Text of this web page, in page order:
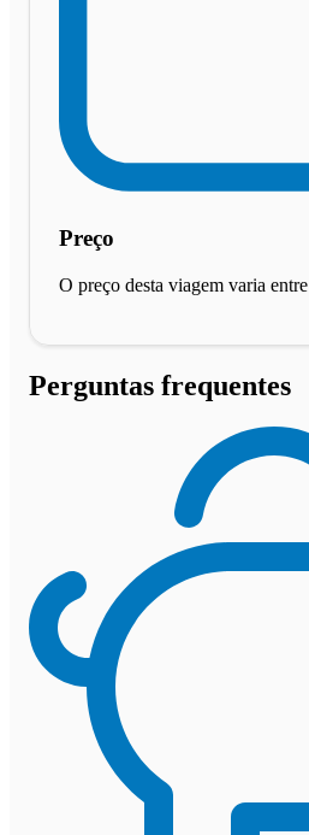
Preço
O preço desta viagem varia entre
Perguntas frequentes